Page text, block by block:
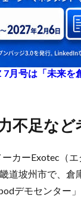
7月号は「未来
力不足な
カーExotec（
道坡州市で、
デモセンター